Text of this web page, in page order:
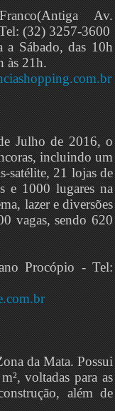
Av.
(32) 3257-3600
a Sábado, das 10h
às 21h.
Julho de 2016, o
incluindo um
satélite, 21 lojas de
e 1000 lugares na
lazer e diversões
vagas, sendo 620
Procópio - Tel:
da Mata. Possui
voltadas para as
além de